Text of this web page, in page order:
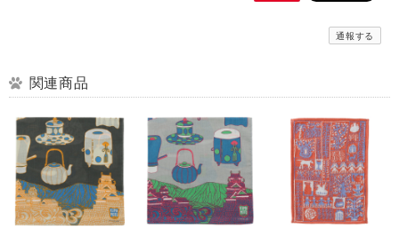
通報する
関連商品